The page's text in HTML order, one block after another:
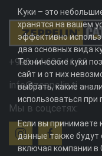
+992 44 625 11 22
info@zeppelin.tj
Мы в соцсетях:
Куки – это
хранятся на вашем
эффективно
два основных вида
Технические куки
сайт и от них
выбрать, какие
использоваться при
Если вы принимаете
данные также будут
включая компании в